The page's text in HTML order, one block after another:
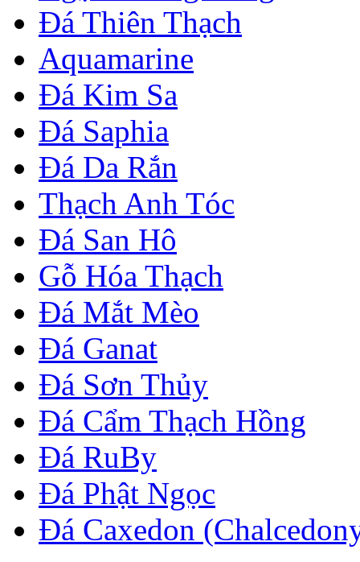
Đá Thiên Thạch
Aquamarine
Đá Kim Sa
Đá Saphia
Đá Da Rắn
Thạch Anh Tóc
Đá San Hô
Gỗ Hóa Thạch
Đá Mắt Mèo
Đá Ganat
Đá Sơn Thủy
Đá Cẩm Thạch Hồng
Đá RuBy
Đá Phật Ngọc
Đá Caxedon